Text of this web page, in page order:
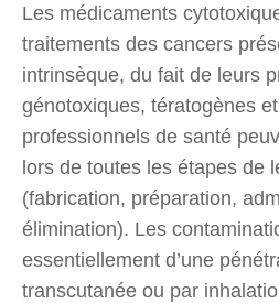
Les médicaments
traitements des cancers
intrinsèque, du fait de leurs
génotoxiques, tératogènes
professionnels de santé
lors de toutes les étapes de
(fabrication, préparation,
élimination). Les
essentiellement d’une
transcutanée ou par